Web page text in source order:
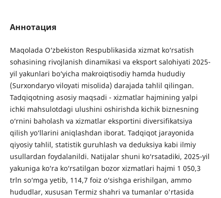
Аннотация
Maqolada O‘zbekiston Respublikasida xizmat ko‘rsatish
sohasining rivojlanish dinamikasi va eksport salohiyati 2025-
yil yakunlari bo‘yicha makroiqtisodiy hamda hududiy
(Surxondaryo viloyati misolida) darajada tahlil qilingan.
Tadqiqotning asosiy maqsadi - xizmatlar hajmining yalpi
ichki mahsulotdagi ulushini oshirishda kichik biznesning
o‘rnini baholash va xizmatlar eksportini diversifikatsiya
qilish yo‘llarini aniqlashdan iborat. Tadqiqot jarayonida
qiyosiy tahlil, statistik guruhlash va deduksiya kabi ilmiy
usullardan foydalanildi. Natijalar shuni ko‘rsatadiki, 2025-yil
yakuniga ko‘ra ko‘rsatilgan bozor xizmatlari hajmi 1 050,3
trln so‘mga yetib, 114,7 foiz o‘sishga erishilgan, ammo
hududlar, xususan Termiz shahri va tumanlar o'rtasida